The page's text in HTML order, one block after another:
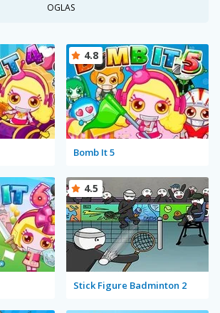
OGLAS
Bomb It 5
4.8
Stick Figure Badminton 2
4.5